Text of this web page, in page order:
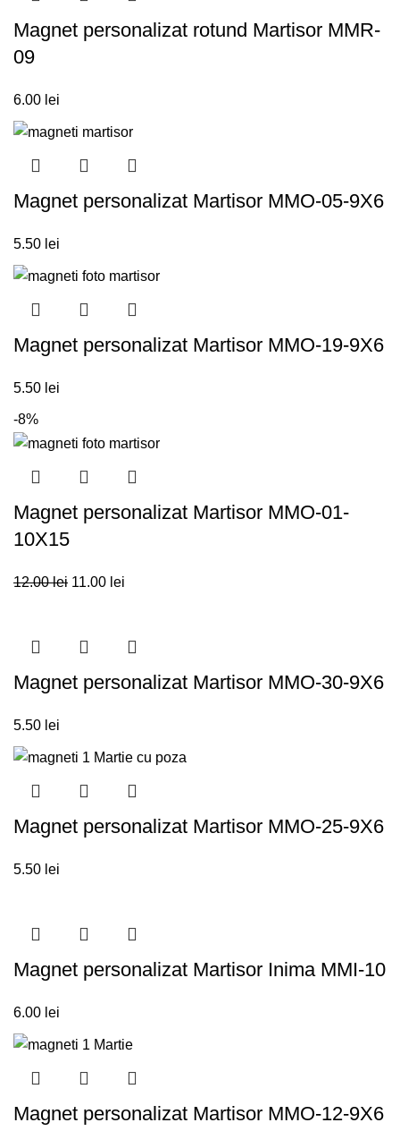
Magnet personalizat rotund Martisor MMR-
09
6.00 lei
Magnet personalizat Martisor MMO-05-9X6
5.50 lei
Magnet personalizat Martisor MMO-19-9X6
5.50 lei
-8%
Magnet personalizat Martisor MMO-01-
10X15
12.00lei 11.00 lei
Magnet personalizat Martisor MMO-30-9X6
5.50 lei
Magnet personalizat Martisor MMO-25-9X6
5.50 lei
Magnet personalizat Martisor Inima MMI-10
6.00 lei
Magnet personalizat Martisor MMO-12-9X6